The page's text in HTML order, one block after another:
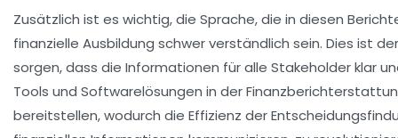
Zusätzlich ist es wichtig, die Sprache, die in diesen
finanzielle Ausbildung schwer verständlich sein. Dies ist
sorgen, dass die Informationen für alle Stakeholderklar
Tools und Softwarelösungen in der
bereitstellen, wodurch die Effizienz der